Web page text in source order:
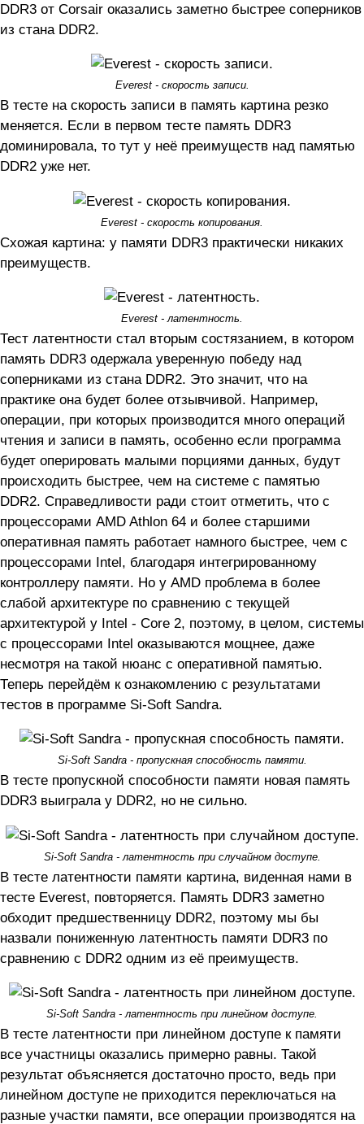
DDR3 от Corsair оказались заметно быстрее соперников
из стана DDR2.
Everest - скорость записи.
В тесте на скорость записи в память картина резко
меняется. Если в первом тесте память DDR3
доминировала, то тут у неё преимуществ над памятью
DDR2 уже нет.
Everest - скорость копирования.
Схожая картина: у памяти DDR3 практически никаких
преимуществ.
Everest - латентность.
Тест латентности стал вторым состязанием, в котором
память DDR3 одержала уверенную победу над
соперниками из стана DDR2. Это значит, что на
практике она будет более отзывчивой. Например,
операции, при которых производится много операций
чтения и записи в память, особенно если программа
будет оперировать малыми порциями данных, будут
происходить быстрее, чем на системе с памятью
DDR2. Справедливости ради стоит отметить, что с
процессорами AMD Athlon 64 и более старшими
оперативная память работает намного быстрее, чем с
процессорами Intel, благодаря интегрированному
контроллеру памяти. Но у AMD проблема в более
слабой архитектуре по сравнению с текущей
архитектурой у Intel - Core 2, поэтому, в целом, системы
с процессорами Intel оказываются мощнее, даже
несмотря на такой нюанс с оперативной памятью.
Теперь перейдём к ознакомлению с результатами
тестов в программе Si-Soft Sandra.
Si-Soft Sandra - пропускная способность памяти.
В тесте пропускной способности памяти новая память
DDR3 выиграла у DDR2, но не сильно.
Si-Soft Sandra - латентность при случайном доступе.
В тесте латентности памяти картина, виденная нами в
тесте Everest, повторяется. Память DDR3 заметно
обходит предшественницу DDR2, поэтому мы бы
назвали пониженную латентность памяти DDR3 по
сравнению с DDR2 одним из её преимуществ.
Si-Soft Sandra - латентность при линейном доступе.
В тесте латентности при линейном доступе к памяти
все участницы оказались примерно равны. Такой
результат объясняется достаточно просто, ведь при
линейном доступе не приходится переключаться на
разные участки памяти, все операции производятся на